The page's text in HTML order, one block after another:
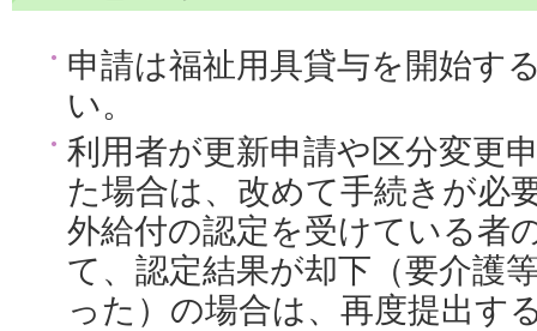
申請は福祉用具貸与を開始す
い。
利用者が更新申請や区分変更
た場合は、改めて手続きが必
外給付の認定を受けている者
て、認定結果が却下（要介護
った）の場合は、再度提出す